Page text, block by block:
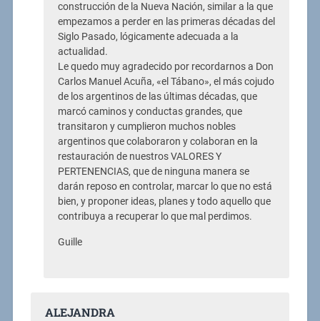
construcción de la Nueva Nación, similar a la que
empezamos a perder en las primeras décadas del
Siglo Pasado, lógicamente adecuada a la
actualidad.
Le quedo muy agradecido por recordarnos a Don
Carlos Manuel Acuña, «el Tábano», el más cojudo
de los argentinos de las últimas décadas, que
marcó caminos y conductas grandes, que
transitaron y cumplieron muchos nobles
argentinos que colaboraron y colaboran en la
restauración de nuestros VALORES Y
PERTENENCIAS, que de ninguna manera se
darán reposo en controlar, marcar lo que no está
bien, y proponer ideas, planes y todo aquello que
contribuya a recuperar lo que mal perdimos.
Guille
ALEJANDRA